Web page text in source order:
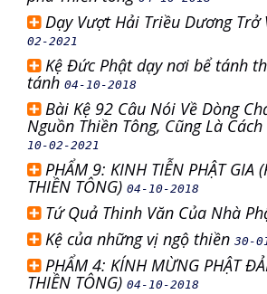
Dạy Vượt Hải Triều Dương Trở
02-2021
Kệ Đức Phật dạy nơi bể tánh
tánh 04-10-2018
Bài Kệ 92 Câu Nói Về Dòng
Nguồn Thiền Tông, Cũng Là
10-02-2021
PHẨM 9: KINH TIỄN PHẬT GIA
THIỀN TÔNG) 04-10-2018
Tứ Quả Thinh Văn Của Nhà
Kệ của những vị ngộ thiền 30-
PHẨM 4: KÍNH MỪNG PHẬT
THIỀN TÔNG) 04-10-2018